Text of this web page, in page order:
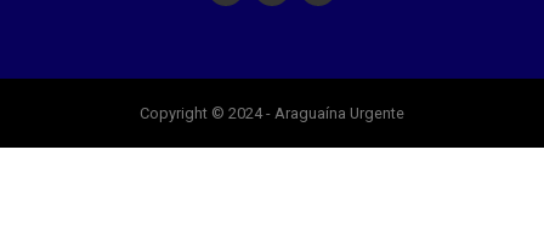
Copyright © 2024 - Araguaína Urgente